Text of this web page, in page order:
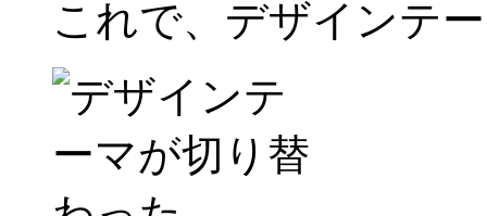
これで、デザインテ